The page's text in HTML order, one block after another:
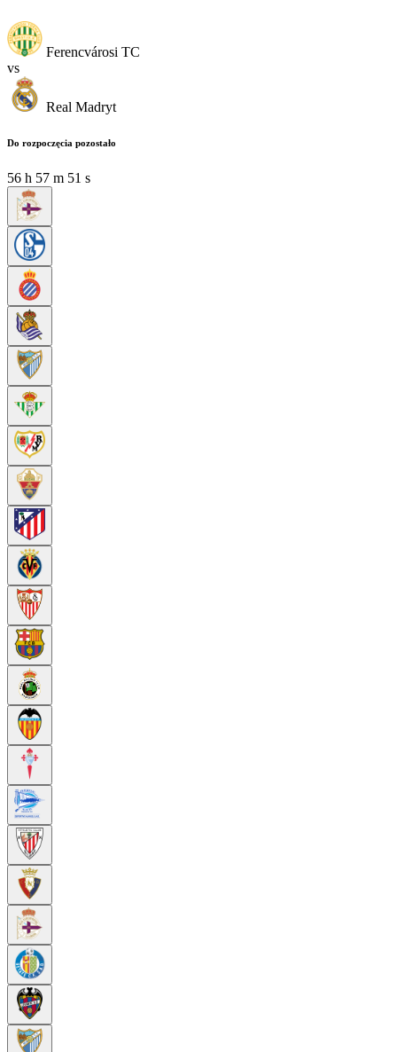
Ferencvárosi TC
vs
Real Madryt
Do rozpoczęcia pozostało
56 h 57 m 50 s